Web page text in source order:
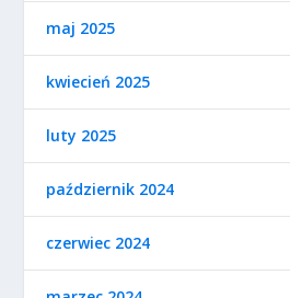
maj 2025
kwiecień 2025
luty 2025
październik 2024
czerwiec 2024